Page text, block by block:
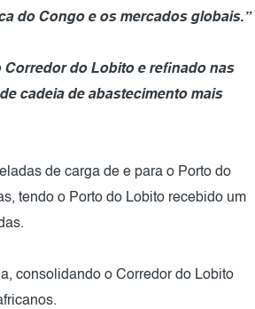
do Congo e os mercados globais.”
do Lobito e refinado nas
cadeia de abastecimento mais
de carga de e para o Porto do
tendo o Porto do Lobito recebido um
consolidando o Corredor do Lobito